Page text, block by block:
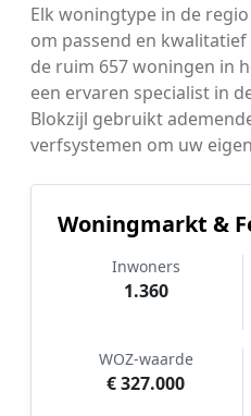
Elk woningtype in de
om passend en
de ruim 657 woningen in
een ervaren specialist in
Blokzijl gebruikt
verfsystemen om uw
Woningmarkt &
Inwoners
1.360
WOZ-waarde
€ 327.000